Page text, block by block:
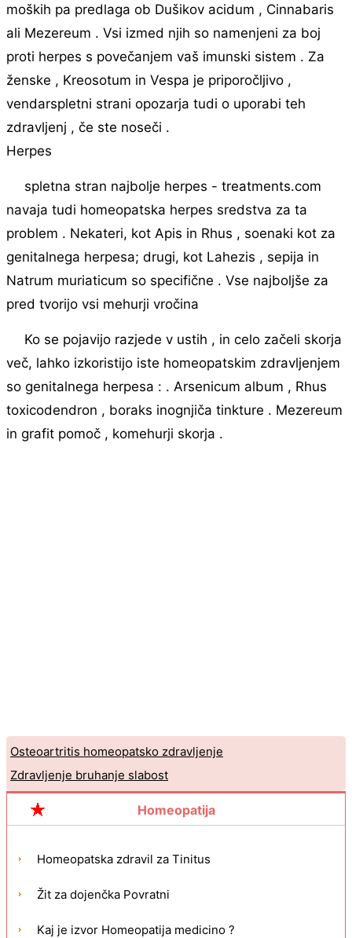
moških pa predlaga ob Dušikov acidum , Cinnabaris
ali Mezereum . Vsi izmed njih so namenjeni za boj
proti herpes s povečanjem vaš imunski sistem . Za
ženske , Kreosotum in Vespa je priporočljivo ,
vendarspletni strani opozarja tudi o uporabi teh
zdravljenj , če ste noseči .
Herpes
spletna stran najbolje herpes - treatments.com
navaja tudi homeopatska herpes sredstva za ta
problem . Nekateri, kot Apis in Rhus , soenaki kot za
genitalnega herpesa; drugi, kot Lahezis , sepija in
Natrum muriaticum so specifične . Vse najboljše za
pred tvorijo vsi mehurji vročina
Ko se pojavijo razjede v ustih , in celo začeli skorja
več, lahko izkoristijo iste homeopatskim zdravljenjem
so genitalnega herpesa : . Arsenicum album , Rhus
toxicodendron , boraks inognjiča tinkture . Mezereum
in grafit pomoč , komehurji skorja .
Osteoartritis homeopatsko zdravljenje
Zdravljenje bruhanje slabost
Homeopatija
Homeopatska zdravil za Tinitus
Žit za dojenčka Povratni
Kaj je izvor Homeopatija medicino ?